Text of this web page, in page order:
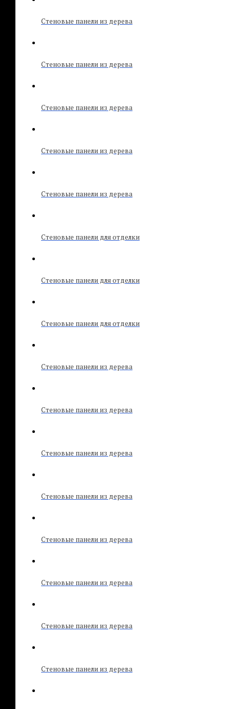
Стеновые панели из дерева
Стеновые панели из дерева
Стеновые панели из дерева
Стеновые панели из дерева
Стеновые панели из дерева
Стеновые панели для отделки
Стеновые панели для отделки
Стеновые панели для отделки
Стеновые панели из дерева
Стеновые панели из дерева
Стеновые панели из дерева
Стеновые панели из дерева
Стеновые панели из дерева
Стеновые панели из дерева
Стеновые панели из дерева
Стеновые панели из дерева